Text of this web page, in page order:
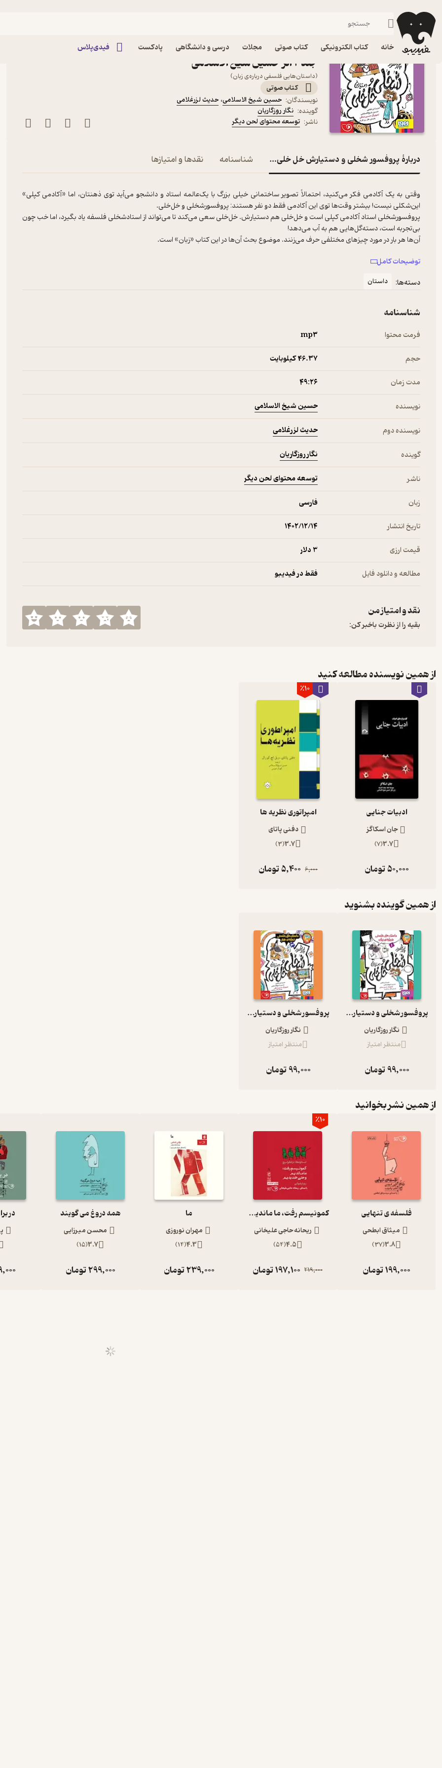
خانه کتاب الکترونیکی کتاب صوتی مجلات درسی و دانشگاهی پادکست فیدی‌پلاس
فیدیبو کتاب صوتی
کتاب صوتی پروفسور شخلی و دستیارش خل خلی
جلد 2 اثر حسین شیخ الاسلامی
(داستان‌هایی فلسفی درباره‌ی زبان)
کتاب صوتی
نویسندگان: حسین شیخ الاسلامی، حدیث لزرغلامی
گوینده: نگار روزگاریان
ناشر: توسعه محتوای لحن دیگر
دربارۀ پروفسور شخلی و دستیارش خل خلی جلد 2 شناسنامه نقدها و امتیازها
وقتی به یک آکادمی فکر می‌کنید، احتمالاً تصویر ساختمانی خیلی بزرگ با یک‌عالمه استاد و دانشجو می‌آید توی ذهنتان، اما «آکادمی کپلی»
این‌شکلی نیست! بیشتر وقت‌ها توی این آکادمی فقط دو نفر هستند: پروفسورشخلی و خل‌خلی.
پروفسورشخلی استاد آکادمی کپلی است و خل‌خلی هم دستیارش. خل‌خلی سعی می‌کند تا می‌تواند از استادشخلی فلسفه یاد بگیرد، اما خب چون
بی‌تجربه است، دسته‌گل‌هایی هم به آب می‌دهد!
آن‌ها هر بار در مورد چیزهای مختلفی حرف می‌زنند. موضوع بحث آن‌ها در این کتاب «زبان» است.
این نمی‌شود درباره‌ی زبان فلسفه‌بافی کرد!
بستنی‌ای شده‌اند!
توضیحات کامل
دسته‌ها:
داستان
شناسنامه
فرمت محتوا mp۳
حجم 46.۳۷ کیلوبایت
مدت زمان ۴۹:۲۶
نویسنده حسین شیخ الاسلامی
نویسنده دوم حدیث لزرغلامی
گوینده نگار روزگاریان
ناشر توسعه محتوای لحن دیگر
زبان فارسی
تاریخ انتشار ۱۴۰۲/۱۲/۱۴
قیمت ارزی 3 دلار
مطالعه و دانلود فایل فقط در فیدیبو
نقد و امتیاز من
بقیه را از نظرت باخبر کن:
از همین نویسنده مطالعه کنید
ادبیات جنایی
جان اسکاگز
3.7
(
7
)
50,000تومان
٪10
امپراتوری نظریه ها
دفنی پاتای
3.7
(
3
)
6,000
5,400تومان
از همین گوینده بشنوید
پروفسور شخلی و دستیارش خل خلی جلد 1
نگار روزگاریان
منتظر امتیاز
99,000تومان
پروفسور شخلی و دستیارش خل خلی جلد 3
نگار روزگاریان
منتظر امتیاز
99,000تومان
از همین نشر بخوانید
فلسفه ی تنهایی
میثاق ابطحی
3.8
(
37
)
199,000تومان
٪10
کمونیسم رفت، ما ماندیم و حتی خندیدیم
ریحانه حاجی علیخانی
4.5
(
54
)
219,000
197,100تومان
ما
مهران نوروزی
4.3
(
14
)
239,000تومان
همه دروغ می گویند
محسن میرزایی
3.7
(
15
)
299,000تومان
در